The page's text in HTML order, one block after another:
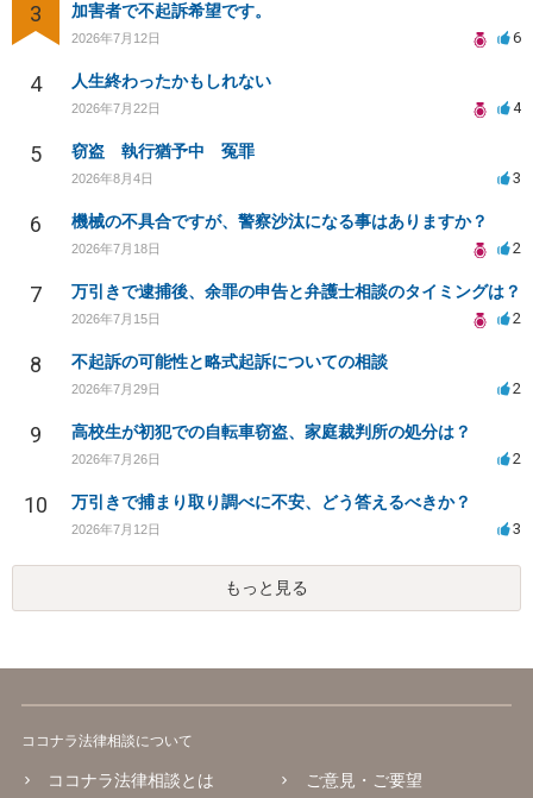
3 加害者で不起訴希望です。
2026年7月12日 6
4 人生終わったかもしれない
2026年7月22日 4
5 窃盗 執行猶予中 冤罪
2026年8月4日 3
6 機械の不具合ですが、警察沙汰になる事はありますか？
2026年7月18日 2
7 万引きで逮捕後、余罪の申告と弁護士相談のタイミングは？
2026年7月15日 2
8 不起訴の可能性と略式起訴についての相談
2026年7月29日 2
9 高校生が初犯での自転車窃盗、家庭裁判所の処分は？
2026年7月26日 2
10 万引きで捕まり取り調べに不安、どう答えるべきか？
2026年7月12日 3
もっと見る
ココナラ法律相談について
ココナラ法律相談とは ご意見・ご要望